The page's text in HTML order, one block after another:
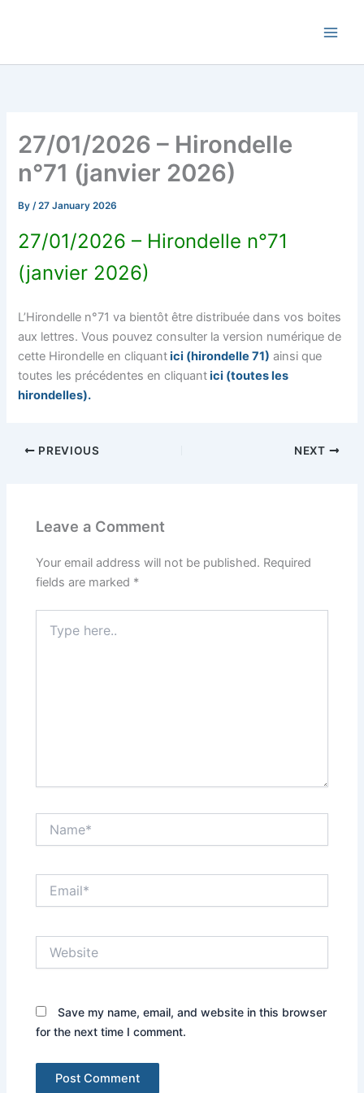
27/01/2026 – Hirondelle
n°71 (janvier 2026)
By/27 January 2026
27/01/2026 – Hirondelle n°71
(janvier 2026)
L’Hirondelle n°71 va bientôt être distribuée dans vos boites
aux lettres. Vous pouvez consulter la version numérique de
cette Hirondelle en cliquantici (hirondelle 71) ainsi que
toutes les précédentes en cliquantici (toutes les
hirondelles).
PREVIOUS NEXT
Leave a Comment
Your email address will not be published. Required
fields are marked *
here..
Save my name, email, and website in this browser
for the next time I comment.